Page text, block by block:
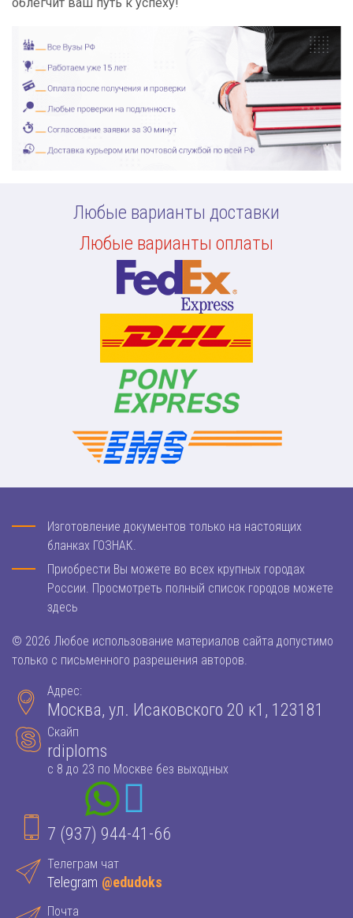
облегчит ваш путь к успеху!
Любые варианты доставки
Любые варианты оплаты
Изготовление документов только на настоящих
бланках ГОЗНАК.
Приобрести Вы можете во всех крупных городах
России. Просмотреть полный список городов можете
здесь
© 2026 Любое использование материалов сайта допустимо
только с письменного разрешения авторов.
Адрес:
Москва, ул. Исаковского 20 к1, 123181
Скайп
rdiploms
с 8 до 23 по Москве без выходных
7 (937) 944-41-66
Телеграм чат
Telegram @edudoks
Почта